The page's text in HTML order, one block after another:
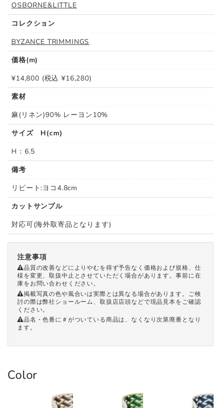
OSBORNE&LITTLE
コレクション
BYZANCE TRIMMINGS
価格(m)
¥14,800 (税込 ¥16,280)
素材
麻(リネン)90% レーヨン10%
サイズ H(cm)
H：6.5
備考
リピート:ヨコ4.8cm
カットサンプル
対応可(海外取寄品となります)
注意事項
品質の改善などによりやむを得ず予告なく価格および規格、仕
様を変更、取扱中止とさせていただく場合があります。事前に在
庫をお問い合わせください。
掲載写真の色や風合いは実際とは異なる場合があります。ご検
討の際は弊社ショールーム、取扱店店頭などで現品見本をご確認
ください。
品名・色番に＃がついている商品は、なくなり次第廃番となり
ます。
Color